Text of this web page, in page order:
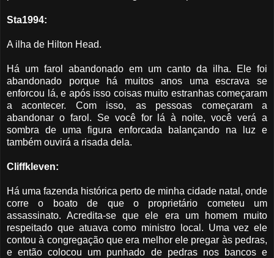
Sta1994:
A ilha de Hilton Head.
Há um farol abandonado em um canto da ilha. Ele foi
abandonado porque há muitos anos uma escrava se
enforcou lá, e após isso coisas muito estranhas começaram
a acontecer. Com isso, as pessoas começaram a
abandonar o farol. Se você for lá à noite, você verá a
sombra de uma figura enforcada balançando na luz e
também ouvirá a risada dela.
Cliffkleven:
Há uma fazenda histórica perto de minha cidade natal, onde
corre o boato de que o proprietário cometeu um
assassinato. Acredita-se que ele era um homem muito
respeitado que atuava como ministro local. Uma vez ele
contou à congregação que era melhor ele pregar às pedras,
e então colocou um punhado de pedras nos bancos e